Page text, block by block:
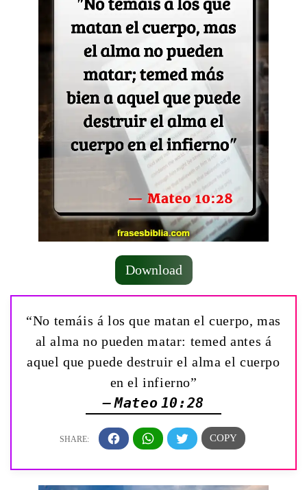
Download
“No temáis á los que matan el cuerpo, mas
al alma no pueden matar: temed antes á
aquel que puede destruir el alma el cuerpo
en el infierno”
— Mateo 10:28